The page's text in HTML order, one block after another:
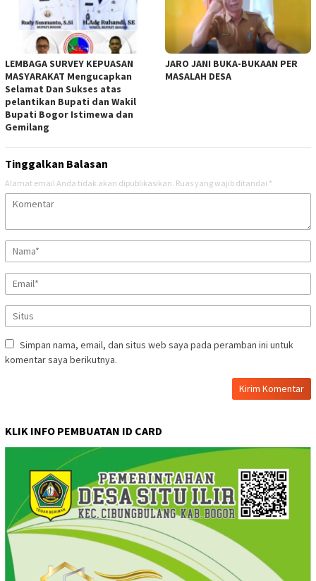
LEMBAGA SURVEY KEPUASAN
MASYARAKAT Mengucapkan
Selamat Dan Sukses atas
pelantikan Bupati dan Wakil
Bupati Bogor Istimewa dan
Gemilang
JARO JANI BUKA-BUKAAN PER
MASALAH DESA
Tinggalkan Balasan
Alamat email Anda tidak akan dipublikasikan. Ruas yang wajib ditandai *
Simpan nama, email, dan situs web saya pada peramban ini untuk
komentar saya berikutnya.
KLIK INFO PEMBUATAN ID CARD